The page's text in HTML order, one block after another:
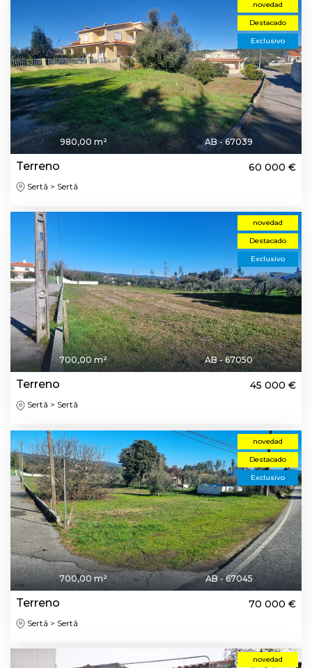
novedad
Destacado
Exclusivo
980,00 m² AB - 67039
Terreno 60 000 €
Sertã > Sertã
novedad
Destacado
Exclusivo
700,00 m² AB - 67050
Terreno 45 000 €
Sertã > Sertã
novedad
Destacado
Exclusivo
700,00 m² AB - 67045
Terreno 70 000 €
Sertã > Sertã
novedad